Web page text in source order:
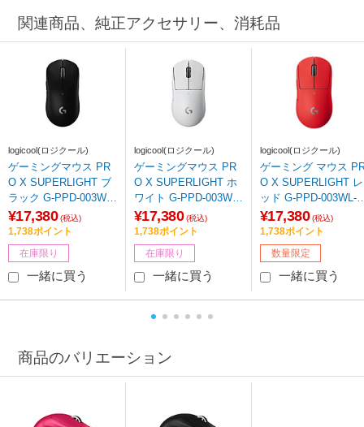
関連商品、純正アクセサリー、消耗品
logicool(ロジクール)
ゲーミングマウス PR
O X SUPERLIGHT ブ
ラック G-PPD-003WL-
BK ［光学式 /無線(ワ
イヤレス) /5ボタン /U
SB］
¥17,380 (税込)
1,738ポイント
在庫限り
一緒に買う
logicool(ロジクール)
ゲーミングマウス PR
O X SUPERLIGHT ホ
ワイト G-PPD-003WL-
WH ［光学式 /5ボタン
/USB /無線(ワイヤレ
ス)］
¥17,380 (税込)
1,738ポイント
在庫限り
一緒に買う
logicool(ロジクール)
ゲーミング マウス
O X SUPERLIGHT レ
ッド G-PPD-003WL-R
D ［光学式 /無線(ワイ
ヤレス) /5ボタン /US
B］ 【sof001】
¥17,380 (税込)
1,738ポイント
数量限定
一緒に買う
商品のバリエーション